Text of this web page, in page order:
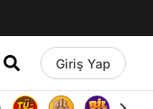
Giriş Yap